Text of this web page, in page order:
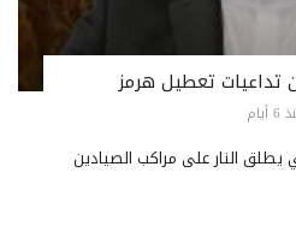
تعطيل هرمز
يطلق النار على مراكب الصيادين